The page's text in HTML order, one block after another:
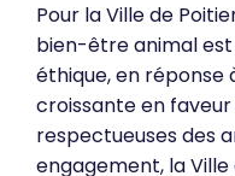
Pour la Ville de
bien-être animal
éthique, en réponse
croissante en
respectueuses des
engagement, la